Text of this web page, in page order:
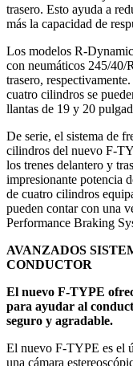
trasero. Esto ayuda a
más la capacidad de
Los modelos R-
con neumáticos 245/40/
trasero,
cuatro cilindros se
llantas de 19 y 20
De serie, el sistema de
cilindros del nuevo F-
los trenes delantero y
impresionante potencia
de cuatro cilindros
pueden contar con una
Performance Braking
AVANZADOS
CONDUCTOR
El nuevo F-TYPE
para ayudar al
seguro y agradable.
El nuevo F-TYPE es el
una cámara